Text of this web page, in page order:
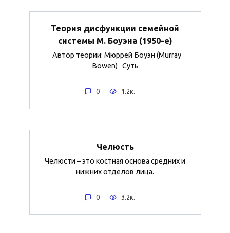
Теория дисфункции семейной
системы М. Боуэна (1950-е)
Автор теории: Мюррей Боуэн (Murray
Bowen) Суть
0 1.2к.
Челюсть
Челюсти – это костная основа средних и
нижних отделов лица.
0 3.2к.